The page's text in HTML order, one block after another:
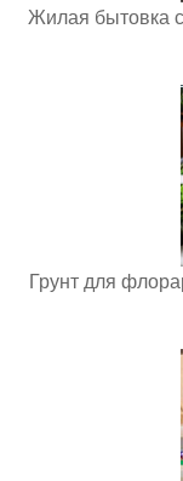
Жилая бытовка
Грунт для